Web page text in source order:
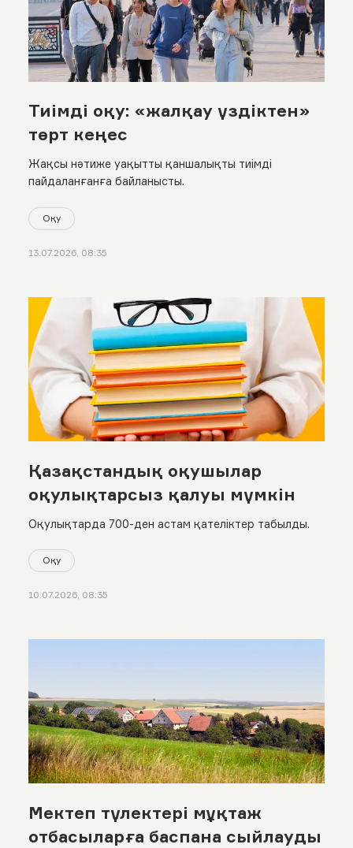
Тиімді оқу: «жалқау үздіктен»
төрт кеңес
Жақсы нәтиже уақытты қаншалықты тиімді
пайдаланғанға байланысты.
Оқу
13.07.2026, 08:35
Қазақстандық оқушылар
оқулықтарсыз қалуы мүмкін
Оқулықтарда 700-ден астам қателіктер табылды.
Оқу
10.07.2026, 08:35
Мектеп түлектері мұқтаж
отбасыларға баспана сыйлауды